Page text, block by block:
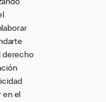
derecho
en el